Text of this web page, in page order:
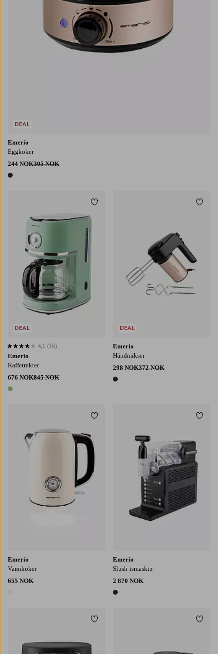
Emerio
Eggkoker
244 NOK305 NOK
1 farge
DEAL
Emerio
Kaffetrakter
676 NOK845 NOK
1 farge
4,1 basert på 16 karaktergivninger
4,1 (16)
DEAL
Legg til favoritter
Emerio
Håndmikser
298 NOK372 NOK
1 farge
DEAL
Emerio
Vannkoker
655 NOK
Legg til favoritter
Emerio
Slush-ismaskin
2 870 NOK
1 farge
Legg til favoritter